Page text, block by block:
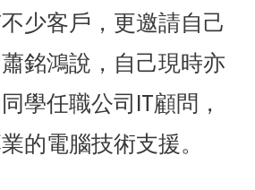
少客戶，更邀請自己
銘鴻說，自己現時亦
學任職公司IT顧問，
的電腦技術支援。